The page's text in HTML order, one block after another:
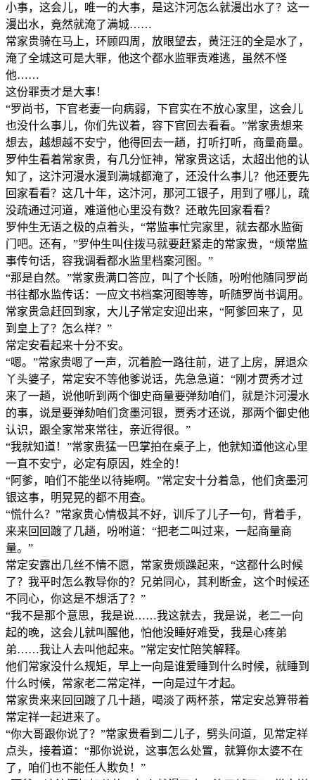
小事，这会儿，唯一的大事，是这汴河怎么就漫出水了？这一
漫出水，竟然就淹了满城……
常家贵骑在马上，环顾四周，放眼望去，黄汪汪的全是水了，
淹了全城这可是大罪，他这个都水监罪责难逃，虽然不怪
他……
这份罪责才是大事！
“罗尚书，下官老妻一向病弱，下官实在不放心家里，这会儿
也没什么事儿，你们先议着，容下官回去看看。”常家贵想来
想去，越想越不安宁，他得回去一趟，打听打听，商量商量。
罗仲生看着常家贵，有几分怔神，常家贵这话，太超出他的认
知了，这汴河漫水漫到满城都淹了，还没什么事儿？他还要先
回家看看？这几十年，这汴河，那河工银子，用到了哪儿，疏
没疏通过河道，难道他心里没有数？还敢先回家看看？
罗仲生无语之极的点着头，“常监事忙完家里，就去都水监衙
门吧。还有，”罗仲生叫住拨马就要赶紧走的常家贵，“烦常监
事传句话，容我调看都水监里档案河图。”
“那是自然。”常家贵满口答应，叫了个长随，吩咐他随同罗尚
书往都水监传话：一应文书档案河图等等，听随罗尚书调用。
常家贵急赶回到家，大儿子常定安迎出来，“阿爹回来了，见
到皇上了？怎么样？”
常定安看起来十分不安。
“嗯。”常家贵嗯了一声，沉着脸一路往前，进了上房，屏退众
丫头婆子，常定安不等他爹说话，先急急道：“刚才贾秀才过
来了一趟，说他听到两个御史商量要弹劾咱们，就是汴河漫水
的事，说是要弹劾咱们贪墨河银，贾秀才还说，那两个御史他
认识，跟全家常来常往，亲近得很。”
“我就知道！”常家贵猛一巴掌拍在桌子上，他就知道他这心里
一直不安宁，必定有原因，姓全的！
“阿爹，咱们不能坐以待毙啊。”常定安十分着急，他们贪墨河
银这事，明晃晃的都不用查。
“慌什么？”常家贵心情极其不好，训斥了儿子一句，背着手，
来来回回踱了几趟，吩咐道：“把老二叫过来，一起商量商
量。”
常定安露出几丝不情不愿，常家贵烦躁起来，“这都什么时候
了？我平时怎么教导你的？兄弟同心，其利断金，这个时候还
不同心，你这是不想活了？”
“我不是那个意思，我是说……我这就去，我是说，老二一向
起的晚，这会儿就叫醒他，怕他没睡好难受，我是心疼弟
弟……我让人去叫他起来。”常定安忙陪笑解释。
他们常家没什么规矩，早上一向是谁爱睡到什么时候，就睡到
什么时候，常家老二常定祥，一向是过午才起。
常家贵来来回回踱了几十趟，喝淡了两杯茶，常定安总算带着
常定祥一起进来了。
“你大哥跟你说了？”常家贵看到二儿子，劈头问道，见常定祥
点头，接着道：“那你说说，这事怎么处置，就算你太婆不在
了，咱们也不能任人欺负！”